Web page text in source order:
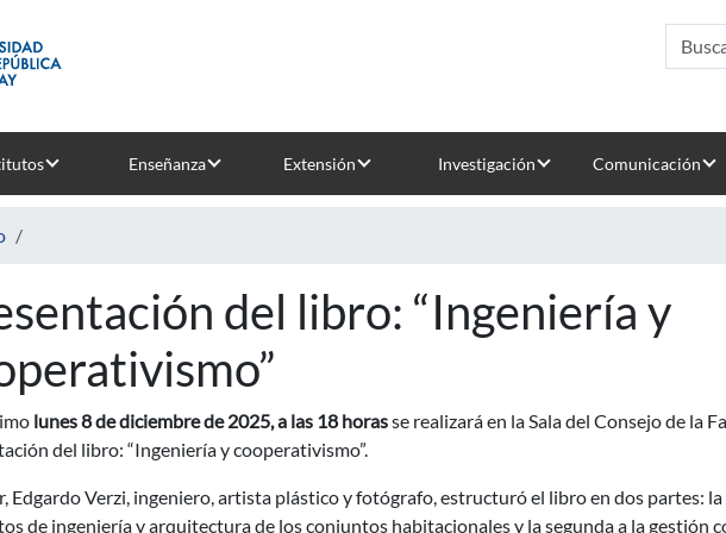
Enseñanza Extensión Investigación Comunicación
del libro: “Ingeniería y
lunes 8 de diciembre de 2025, a las 18 horasse realizará en la Sala del Consejo de la
del libro: “Ingeniería y cooperativismo”.
Edgardo Verzi, ingeniero, artista plástico y fotógrafo, estructuró el libro en dos partes:
de ingeniería y arquitectura de los conjuntos habitacionales y la segunda a la gestión